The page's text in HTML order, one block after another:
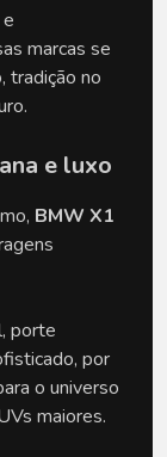
marcas se
tradição no
e luxo
BMW X1
porte
por
o universo
maiores.